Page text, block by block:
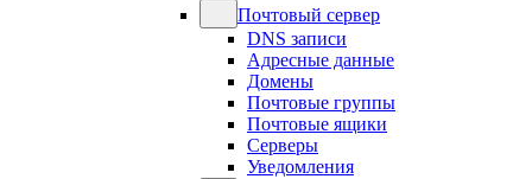
Почтовый сервер
DNS записи
Адресные данные
Домены
Почтовые группы
Почтовые ящики
Серверы
Уведомления